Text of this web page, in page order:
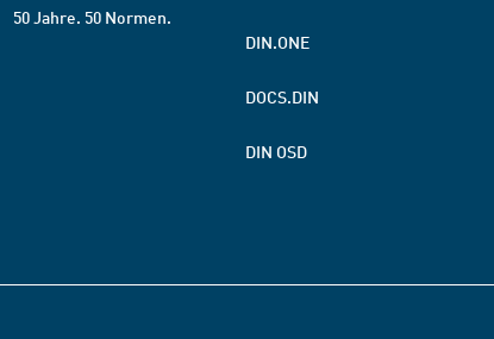
50 Jahre. 50 Normen.
DIN.ONE
DOCS.DIN
DIN OSD